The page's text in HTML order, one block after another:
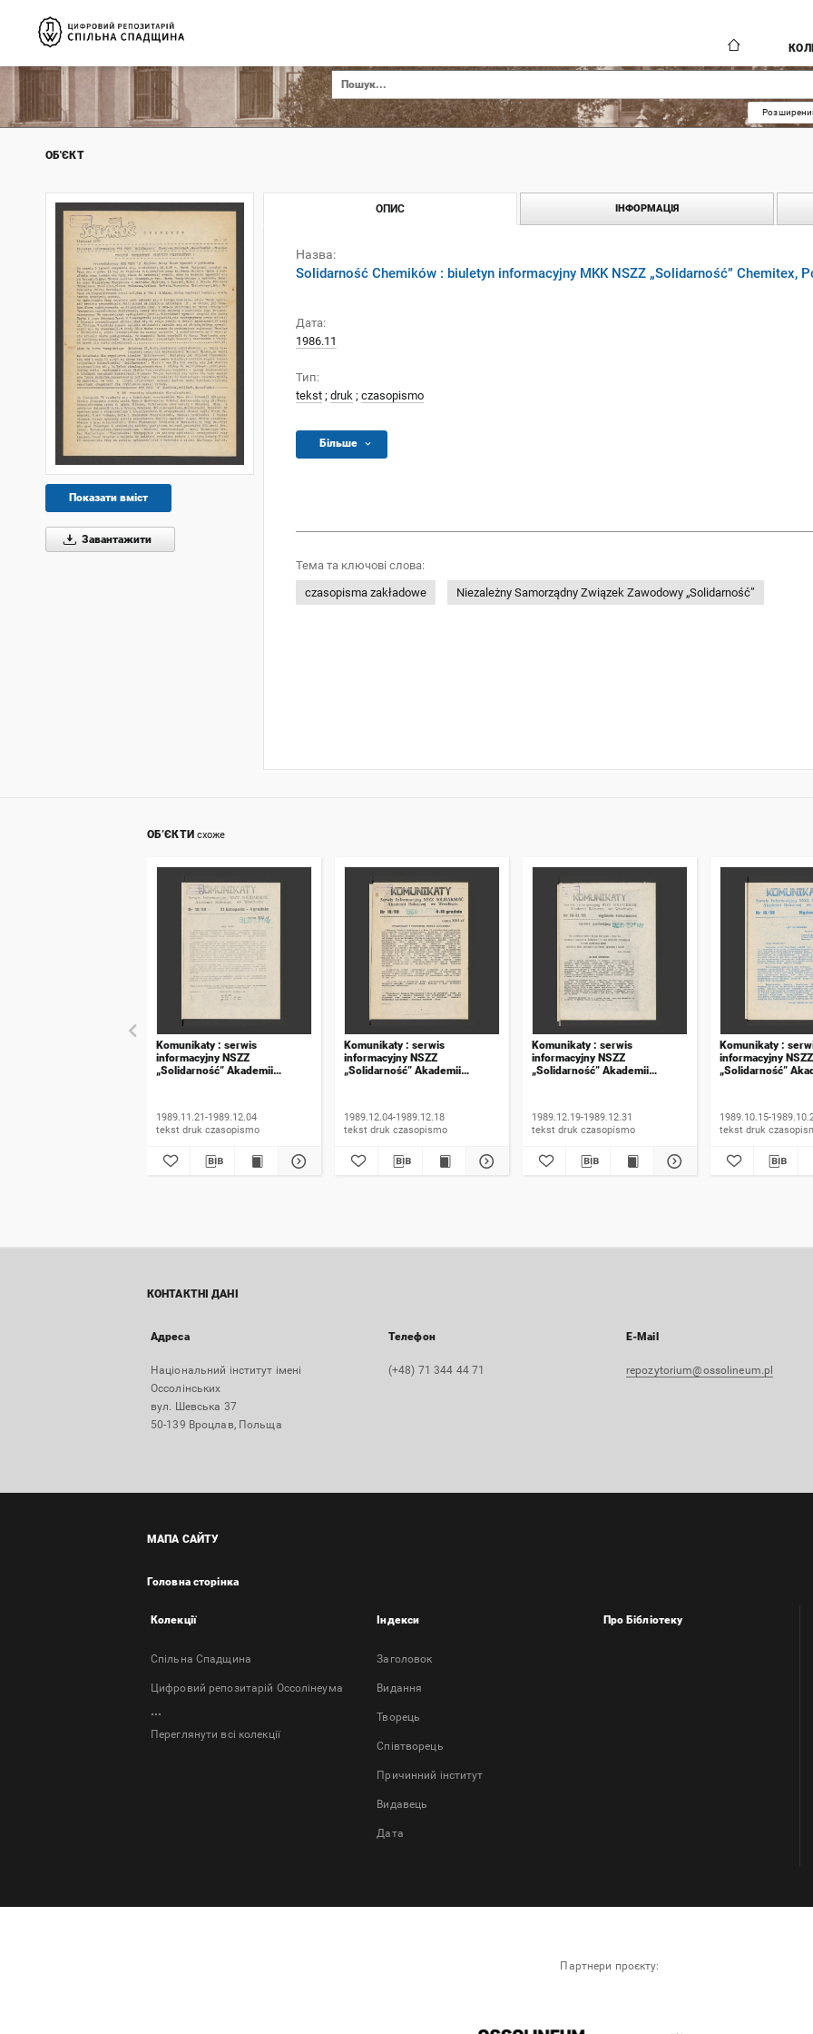
ОБ'ЄКТ
Показати вміст
Завантажити
ОПИС ІНФОРМАЦІЯ
Назва:
Solidarność Chemików : biuletyn informacyjny MKK NSZZ „Solidarność” Chemitex,
Дата:
1986.11
Тип:
tekst ; druk ; czasopismo
Більше
Тема та ключові слова:
czasopisma zakładowe
Niezależny Samorządny Związek Zawodowy „Solidarność”
ОБ’ЄКТИ схоже
Komunikaty : serwis
informacyjny NSZZ
„Solidarność” Akademii
1989.11.21-1989.12.04
tekst druk czasopismo
Komunikaty : serwis
informacyjny NSZZ
„Solidarność” Akademii
1989.12.04-1989.12.18
tekst druk czasopismo
Komunikaty : serwis
informacyjny NSZZ
„Solidarność” Akademii
1989.12.19-1989.12.31
tekst druk czasopismo
Komunikaty :
informacyjny NSZZ
„Solidarność”
1989.10.15-
tekst druk
КОНТАКТНІ ДАНІ
Адреса
Національний інститут імені
Оссолінських
вул. Шевська 37
50-139 Вроцлав, Польща
Телефон
(+48) 71 344 44 71
E-Mail
repozytorium@ossolineum.pl
МАПА САЙТУ
Головна сторінка
Колекції
Спільна Спадщина
Цифровий репозитарій Оссолінеума
...
Переглянути всі колекції
Індекси
Заголовок
Bидання
Творець
Співтворець
Причинний інститут
Видавець
Дата
Про Бібліотеку
Партнери проєкту: